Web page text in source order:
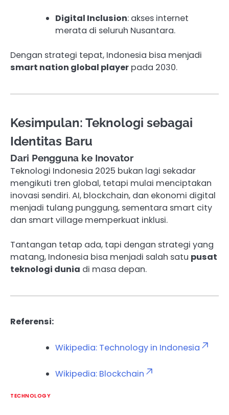
Digital Inclusion: akses internet
merata di seluruh Nusantara.
Dengan strategi tepat, Indonesia bisa menjadi
smart nation global player pada 2030.
Kesimpulan: Teknologi sebagai
Identitas Baru
Dari Pengguna ke Inovator
Teknologi Indonesia 2025 bukan lagi sekadar
mengikuti tren global, tetapi mulai menciptakan
inovasi sendiri. AI, blockchain, dan ekonomi digital
menjadi tulang punggung, sementara smart city
dan smart village memperkuat inklusi.
Tantangan tetap ada, tapi dengan strategi yang
matang, Indonesia bisa menjadi salah satu pusat
teknologi dunia di masa depan.
Referensi:
Wikipedia: Technology in Indonesia
Wikipedia: Blockchain
TECHNOLOGY